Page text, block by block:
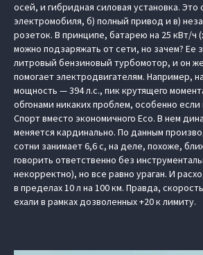
осей, и гибридная силовая установка. Это
электромобиля, б) полный привод и в)
розеток. В принципе, батарею на 25 кВт/ч
можно подзаряжать от сети, но зачем? Ее
литровый бензиновый турбомотор, и он
помогает электродвигателям. Например,
мощность — 394 л.с., пик крутящего
обгонами никаких проблем, особенно
Спорт вместо экономичного Eco. В нем
меняется кардинально. По данным
сотни занимает 6,6 с, на деле, похоже,
говорить ответственно без
некорректно), но все равно ураган. И
в пределах 10 л на 100 км. Правда,
ехали в рамках дозволенных +20 к лимиту.